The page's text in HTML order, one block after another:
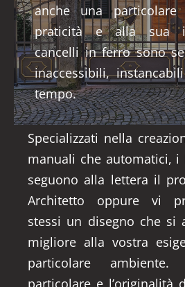
anche una
praticità e alla sua
cancelli in ferro sono
inaccessibili,
tempo.
Specializzati nella
manuali che automatici, i
seguono alla lettera il
Architetto oppure vi
stessi un disegno che si
migliore alla vostra
particolare
particolare e l’originalità